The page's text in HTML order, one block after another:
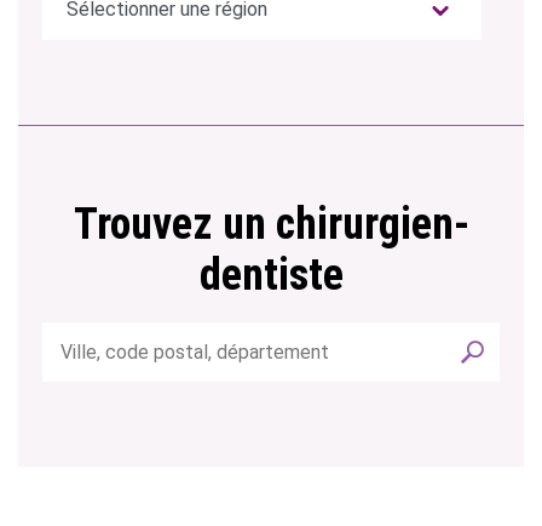
Trouvez un chirurgien-
dentiste